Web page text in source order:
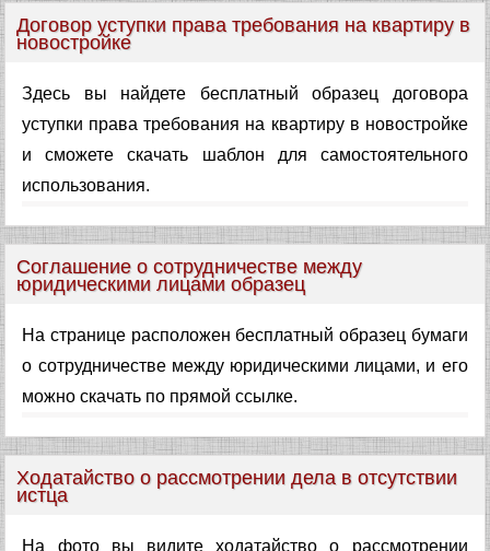
Договор уступки права требования на квартиру в
новостройке
Здесь вы найдете бесплатный образец договора
уступки права требования на квартиру в новостройке
и сможете скачать шаблон для самостоятельного
использования.
Соглашение о сотрудничестве между
юридическими лицами образец
На странице расположен бесплатный образец бумаги
о сотрудничестве между юридическими лицами, и его
можно скачать по прямой ссылке.
Ходатайство о рассмотрении дела в отсутствии
истца
На фото вы видите ходатайство о рассмотрении